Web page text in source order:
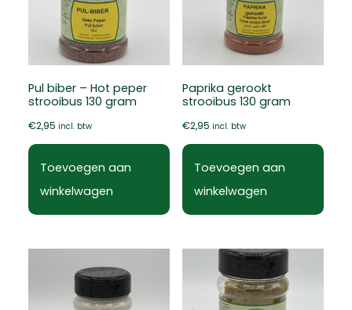
Pul biber – Hot peper
strooibus 130 gram
€2,95 incl. btw
Toevoegen aan
winkelwagen
Paprika gerookt
strooibus 130 gram
€2,95 incl. btw
Toevoegen aan
winkelwagen